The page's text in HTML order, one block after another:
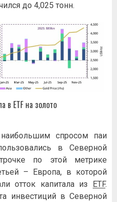
до 4,025 тонн.
в ETF на золото
спросом паи
в Северной
по этой метрике
– Европа, в которой
отток капитала из
ETF.
инвестиций в Северной